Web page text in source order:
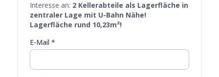
Interesse an: 2 Kellerabteile als Lagerfläche in
zentraler Lage mit U-Bahn Nähe!
Lagerfläche rund 10,23m²!
E-Mail *